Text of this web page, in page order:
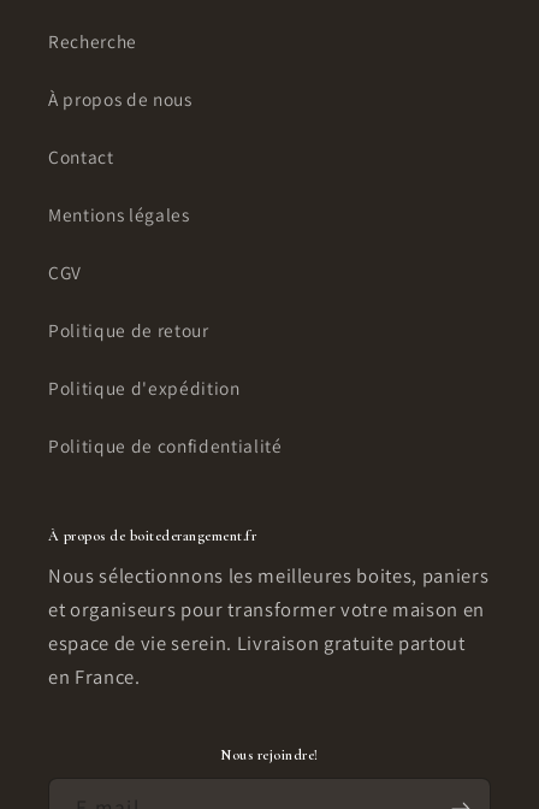
Recherche
À propos de nous
Contact
Mentions légales
CGV
Politique de retour
Politique d'expédition
Politique de confidentialité
À propos de boitederangement.fr
Nous sélectionnons les meilleures boites, paniers
et organiseurs pour transformer votre maison en
espace de vie serein. Livraison gratuite partout
en France.
Nous rejoindre!